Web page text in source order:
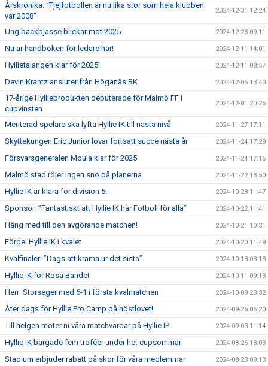
Årskrönika: "Tjejfotbollen är nu lika stor som hela klubben
var 2008"
2024-12-31 12:24
Ung backbjässe blickar mot 2025 2024-12-23 09:11
Nu är handboken för ledare här! 2024-12-11 14:01
Hyllietalangen klar för 2025! 2024-12-11 08:57
Devin Krantz ansluter från Höganäs BK 2024-12-06 13:40
17-årige Hyllieprodukten debuterade för Malmö FF i
cupvinsten
2024-12-01 20:25
Meriterad spelare ska lyfta Hyllie IK till nästa nivå 2024-11-27 17:11
Skyttekungen Eric Junior lovar fortsatt succé nästa år 2024-11-24 17:29
Försvarsgeneralen Moula klar för 2025 2024-11-24 17:15
Malmö stad röjer ingen snö på planerna 2024-11-22 13:50
Hyllie IK är klara för division 5! 2024-10-28 11:47
Sponsor: ”Fantastiskt att Hyllie IK har Fotboll för alla” 2024-10-22 11:41
Häng med till den avgörande matchen! 2024-10-21 10:31
Fördel Hyllie IK i kvalet 2024-10-20 11:49
Kvalfinaler: ”Dags att krama ur det sista” 2024-10-18 08:18
Hyllie IK för Rosa Bandet 2024-10-11 09:13
Herr: Storseger med 6-1 i första kvalmatchen 2024-10-09 23:32
Åter dags för Hyllie Pro Camp på höstlovet! 2024-09-25 06:20
Till helgen möter ni våra matchvärdar på Hyllie IP 2024-09-03 11:14
Hyllie IK bärgade fem troféer under het cupsommar 2024-08-26 13:03
Stadium erbjuder rabatt på skor för våra medlemmar 2024-08-23 09:13